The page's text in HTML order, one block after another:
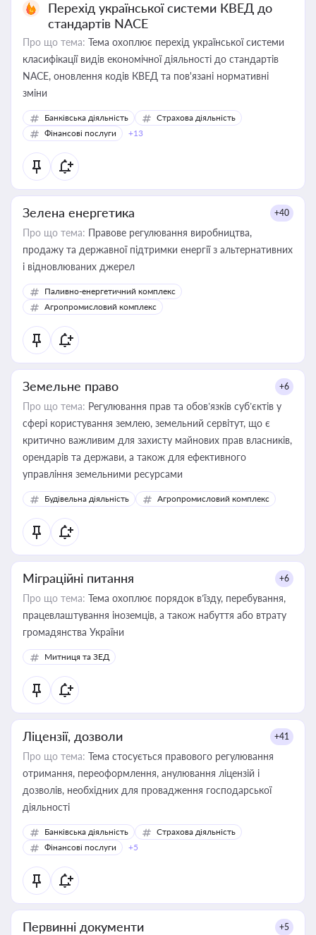
Перехід української системи КВЕД до
стандартів NACE
Про що тема: Тема охоплює перехід української системи
класифікації видів економічної діяльності до стандартів
NACE, оновлення кодів КВЕД та пов'язані нормативні
зміни
Банківська діяльність
Страхова діяльність
Фінансові послуги
+13
Зелена енергетика +40
Про що тема: Правове регулювання виробництва,
продажу та державної підтримки енергії з альтернативних
і відновлюваних джерел
Паливно-енергетичний комплекс
Агропромисловий комплекс
Земельне право +6
Про що тема: Регулювання прав та обов’язків суб’єктів у
сфері користування землею, земельний сервітут, що є
критично важливим для захисту майнових прав власників,
орендарів та держави, а також для ефективного
управління земельними ресурсами
Будівельна діяльність Агропромисловий комплекс
Міграційні питання +6
Про що тема: Тема охоплює порядок в’їзду, перебування,
працевлаштування іноземців, а також набуття або втрату
громадянства України
Митниця та ЗЕД
Ліцензії, дозволи +41
Про що тема: Тема стосується правового регулювання
отримання, переоформлення, анулювання ліцензій і
дозволів, необхідних для провадження господарської
діяльності
Банківська діяльність
Страхова діяльність
Фінансові послуги
+5
Первинні документи +5